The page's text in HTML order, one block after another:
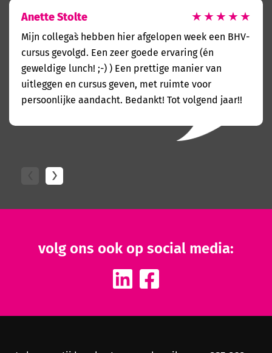
Anette Stolte ★★★★★
Mijn collega`s hebben hier afgelopen week een BHV-
cursus gevolgd. Een zeer goede ervaring (én
geweldige lunch! ;-) ) Een prettige manier van
uitleggen en cursus geven, met ruimte voor
persoonlijke aandacht. Bedankt! Tot volgend jaar!!
volg ons ook op social media: